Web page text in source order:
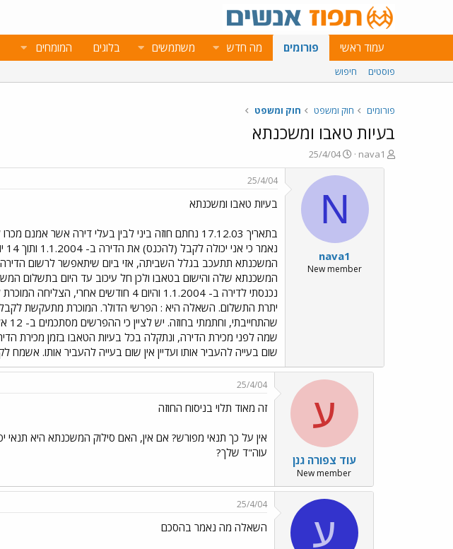
עמוד ראשי פורומים מה חדש משתמשים בלוגים המומחים
פוסטים חיפוש
פורומים חוק ומשפט חוק ומשפט
בעיות טאבו ומשכנתא
פ
ו
nava1
פ
ו
ר
ב
א
ר
י
25/4/04
N
nava1
New member
25/4/04
בעיות טאבו ומשכנתא
בתאריך 17.12.03 נחתם חוזה ביני לבין בעלי דירה
נכנסתי לדירה ב- 1.1.2004 והיום 4
שמה לפני מכירת הדירה, ונתקלה בכל בעיות הטאבו בזמן מכירת
שום בעייה להעביר אותו ועדיין אין שום בעייה להעביר אותו.
ע
עוד צפורה גנן
New member
25/4/04
זה מאוד תלוי בניסוח החוזה
אין על כך תנאי מפורש? אם אין, האם סילוק המשכנתא היא תנאי
עוה"ד שלך?
ע
25/4/04
השאלה מה נאמר בהסכם